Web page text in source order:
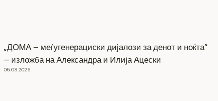
„ДОМА – меѓугенерациски дијалози за денот и ноќта“
– изложба на Александра и Илија Ацески
05.08.2026